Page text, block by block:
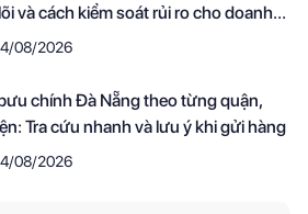
và cách kiểm soát rủi ro cho doanh
08/2026
chính Đà Nẵng theo từng quận,
Tra cứu nhanh và lưu ý khi gửi hàng
08/2026